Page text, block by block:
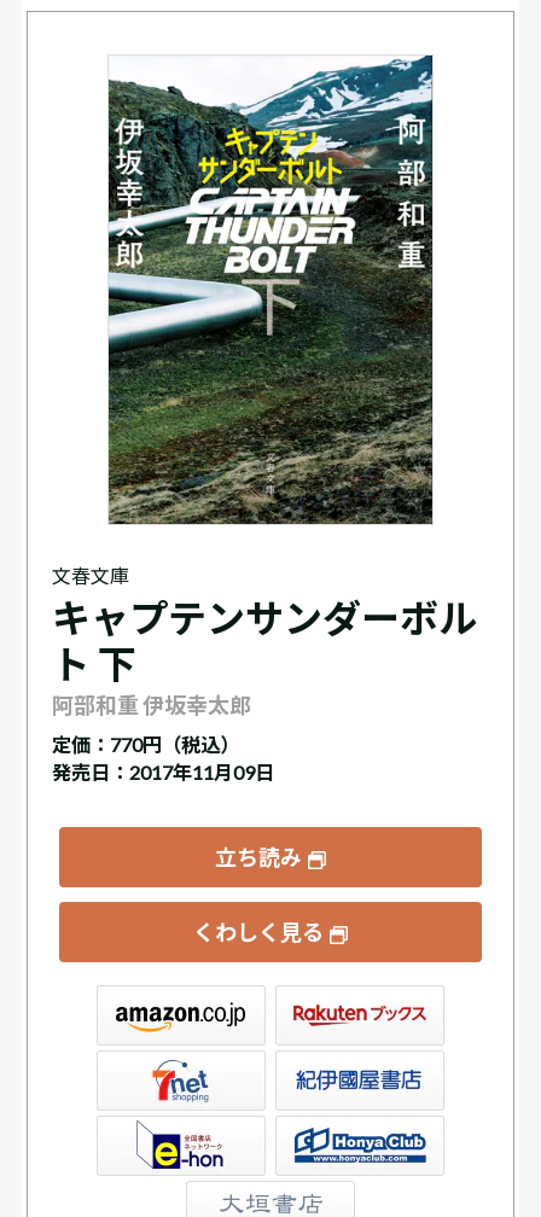
文春文庫
キャプテンサンダーボル
ト 下
阿部和重 伊坂幸太郎
定価： 770円（税込）
発売日：2017年11月09日
立ち読み
くわしく見る
書店ウェブストア